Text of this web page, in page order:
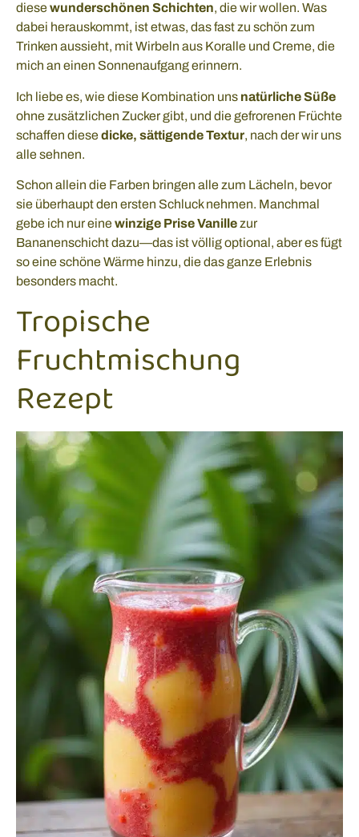
diesewunderschönen Schichten, die wir wollen. Was
dabei herauskommt, ist etwas, das fast zu schön zum
Trinken aussieht, mit Wirbeln aus Koralle und Creme, die
mich an einen Sonnenaufgang erinnern.
Ich liebe es, wie diese Kombination uns natürliche Süße
ohne zusätzlichen Zucker gibt, und die gefrorenen Früchte
schaffen diesedicke, sättigende Textur, nach der wir uns
alle sehnen.
Schon allein die Farben bringen alle zum Lächeln, bevor
sie überhaupt den ersten Schluck nehmen. Manchmal
gebe ich nur einewinzige Prise Vanillezur
Bananenschicht dazu—das ist völlig optional, aber es fügt
so eine schöne Wärme hinzu, die das ganze Erlebnis
besonders macht.
Tropische
Fruchtmischung
Rezept